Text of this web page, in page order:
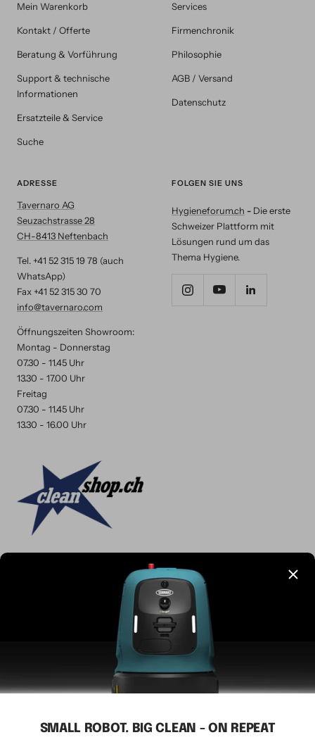
SMALL ROBOT. BIG CLEAN - ON REPEAT
Mein Warenkorb
Kontakt / Offerte
Beratung & Vorführung
Support & technische
Informationen
Ersatzteile & Service
Suche
Services
Firmenchronik
Philosophie
AGB / Versand
Datenschutz
ADRESSE
Tavernaro AG
Seuzachstrasse 28
CH-8413 Neftenbach
Tel. +41 52 315 19 78 (auch
WhatsApp)
Fax +41 52 315 30 70
info@tavernaro.com
Öffnungszeiten Showroom:
Montag - Donnerstag
07.30 - 11.45 Uhr
13.30 - 17.00 Uhr
Freitag
07.30 - 11.45 Uhr
13.30 - 16.00 Uhr
FOLGEN SIE UNS
Hygieneforum.ch - Die erste
Schweizer Plattform mit
Lösungen rund um das
Thema Hygiene.
© 2026 Tavernaro AG - seit 1924